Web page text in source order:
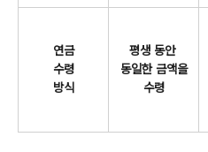
연금
수령
방식
평생 동안
동일한 금액을
수령